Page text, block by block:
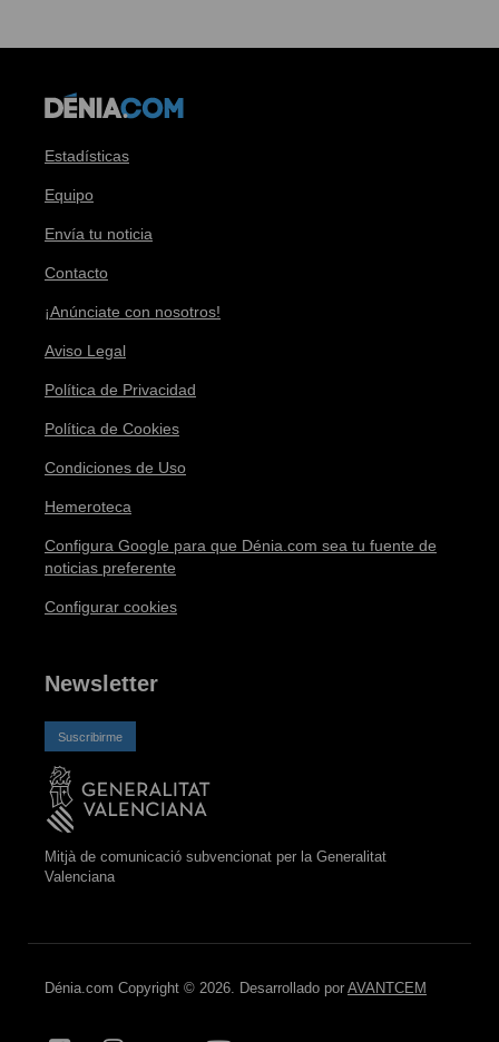
Estadísticas
Equipo
Envía tu noticia
Contacto
¡Anúnciate con nosotros!
Aviso Legal
Política de Privacidad
Política de Cookies
Condiciones de Uso
Hemeroteca
Configura Google para que Dénia.com sea tu fuente de
noticias preferente
Configurar cookies
Newsletter
Suscribirme
Mitjà de comunicació subvencionat per la Generalitat
Valenciana
Dénia.com Copyright © 2026. Desarrollado por AVANTCEM